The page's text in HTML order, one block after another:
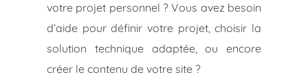
votre projet personnel ? Vous avez besoin
d’aide pour définir votre projet, choisir la
solution technique adaptée, ou encore
créer le contenu de votre site ?